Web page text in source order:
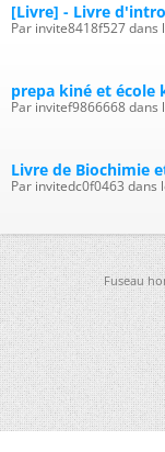
[Livre] - Livre
Par invite8418f527
prepa kiné et école
Par invitef9866668
Livre de Biochimie
Par invitedc0f0463 dans
Fuseau